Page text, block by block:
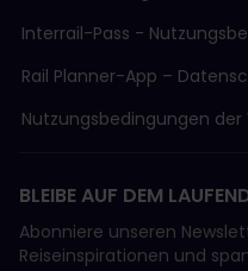
Interrail-Pass -
Rail Planner-App –
Nutzungsbedingungen der
BLEIBE AUF DEM
Abonniere unseren
Reiseinspirationen und